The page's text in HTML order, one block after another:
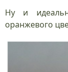
Ну и
оранжевого